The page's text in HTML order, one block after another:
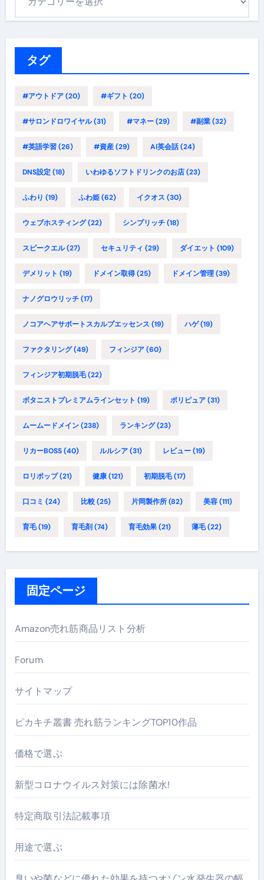
タグ
#アウトドア(20) #ギフト (20)
#サロンドロワイヤル(31) #マネー(29) #副業(32)
#英語学習(26) #資産(29) AI英会話(24)
DNS設定(18) いわゆるソフトドリンクのお店(23)
ふわり (19) ふわ姫(62) イクオス (30)
ウェブホスティング(22) シンプリッチ(18)
スピークエル(27) セキュリティ (29) ダイエット (109)
デメリット (19) ドメイン取得(25) ドメイン管理(39)
ナノグロウリッチ(17)
ノコアヘアサポートスカルプエッセンス (19) ハゲ(19)
ファクタリング(49) フィンジア(60)
フィンジア初期脱毛(22)
ボタニストプレミアムラインセット (19) ポリピュア(31)
ムームードメイン(238) ランキング(23)
リカーBOSS(40) ルルシア(31) レビュー(19)
ロリポップ(21) 健康(121) 初期脱毛(17)
口コミ (24) 比較(25) 片岡製作所(82) 美容(111)
育毛(19) 育毛剤 (74) 育毛効果(21) 薄毛(22)
固定ページ
Amazon売れ筋商品リスト分析
Forum
サイトマップ
ピカキチ叢書 売れ筋ランキングTOP10作品
価格で選ぶ
新型コロナウイルス対策には除菌水!
特定商取引法記載事項
用途で選ぶ